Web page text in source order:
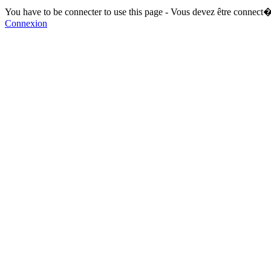
You have to be connecter to use this page - Vous devez être
Connexion